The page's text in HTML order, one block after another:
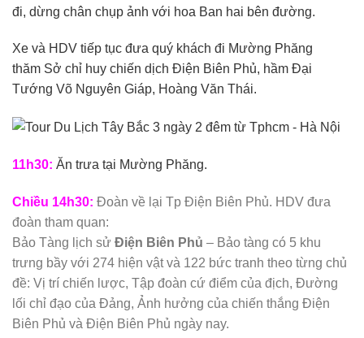
đi, dừng chân chụp ảnh với hoa Ban hai bên đường.
Xe và HDV tiếp tục đưa quý khách đi Mường Phăng
thăm Sở chỉ huy chiến dịch Điện Biên Phủ, hầm Đại
Tướng Võ Nguyên Giáp, Hoàng Văn Thái.
11h30: Ăn trưa tại Mường Phăng.
Chiều 14h30: Đoàn về lại Tp Điện Biên Phủ. HDV đưa
đoàn tham quan:
Bảo Tàng lịch sử Điện Biên Phủ – Bảo tàng có 5 khu
trưng bầy với 274 hiện vật và 122 bức tranh theo từng chủ
đề: Vị trí chiến lược, Tập đoàn cứ điểm của địch, Đường
lối chỉ đạo của Đảng, Ảnh hưởng của chiến thắng Điện
Biên Phủ và Điện Biên Phủ ngày nay.